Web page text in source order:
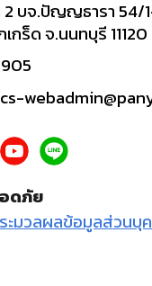
บจ.ปัญญธารา 54/
กร็ด จ.นนทบุรี 11120
ดภัย
ะมวลผลข้อมูลส่วน